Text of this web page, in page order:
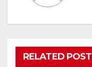
RELATED POST